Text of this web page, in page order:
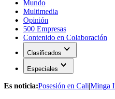
Mundo
Multimedia
Opinión
500 Empresas
Contenido en Colaboración
Clasificados expand_more
Especiales expand_more
Es noticia:Posesión en Cali|Minga